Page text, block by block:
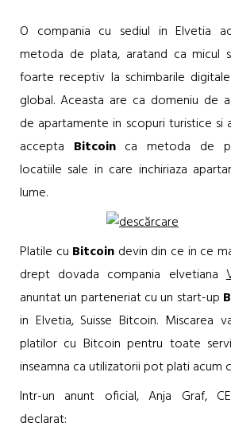
O compania cu sediul in Elvetia
metoda de plata, aratand ca micul
foarte receptiv la schimbarile
global. Aceasta are ca domeniu de
de apartamente in scopuri turistice si
accepta Bitcoinca metoda de
locatiile sale in care inchiriaza
lume.
Platile cu Bitcoin devin din ce in ce
drept dovada compania elvetiana
anuntat un parteneriat cu un start-up
in Elvetia, Suisse Bitcoin. Miscarea
platilor cu Bitcoin pentru toate
inseamna ca utilizatorii pot plati acum
Intr-un anunt oficial, Anja Graf,
declarat: